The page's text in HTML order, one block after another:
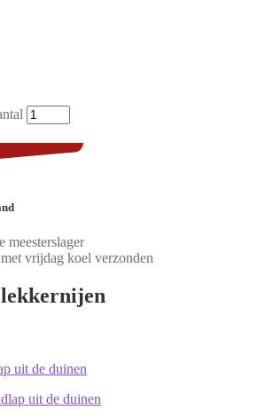
meesterslager
vrijdag koel verzonden
lekkernijen
uit de duinen